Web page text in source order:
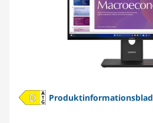
Produktinformationsblad